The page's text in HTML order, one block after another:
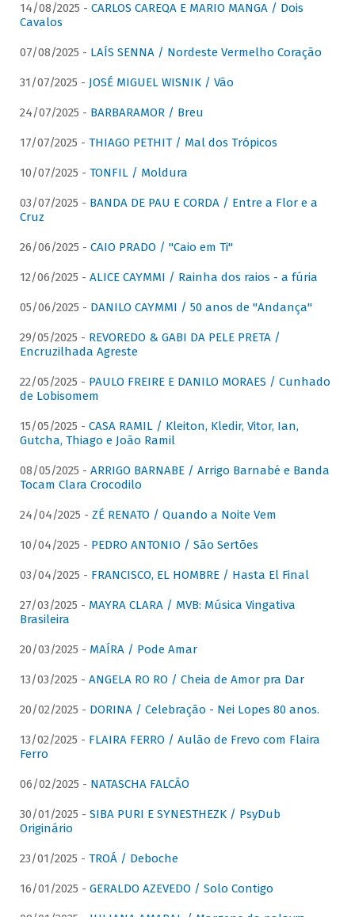
14/08/2025 - CARLOS CAREQA E MARIO MANGA / Dois
Cavalos
07/08/2025 - LAÍS SENNA / Nordeste Vermelho Coração
31/07/2025 - JOSÉ MIGUEL WISNIK / Vão
24/07/2025 - BARBARAMOR / Breu
17/07/2025 - THIAGO PETHIT / Mal dos Trópicos
10/07/2025 - TONFIL / Moldura
03/07/2025 - BANDA DE PAU E CORDA / Entre a Flor e a
Cruz
26/06/2025 - CAIO PRADO / "Caio em Ti"
12/06/2025 - ALICE CAYMMI / Rainha dos raios - a fúria
05/06/2025 - DANILO CAYMMI / 50 anos de "Andança"
29/05/2025 - REVOREDO & GABI DA PELE PRETA /
Encruzilhada Agreste
22/05/2025 - PAULO FREIRE E DANILO MORAES / Cunhado
de Lobisomem
15/05/2025 - CASA RAMIL / Kleiton, Kledir, Vitor, Ian,
Gutcha, Thiago e João Ramil
08/05/2025 - ARRIGO BARNABE / Arrigo Barnabé e Banda
Tocam Clara Crocodilo
24/04/2025 - ZÉ RENATO / Quando a Noite Vem
10/04/2025 - PEDRO ANTONIO / São Sertões
03/04/2025 - FRANCISCO, EL HOMBRE / Hasta El Final
27/03/2025 - MAYRA CLARA / MVB: Música Vingativa
Brasileira
20/03/2025 - MAÍRA / Pode Amar
13/03/2025 - ANGELA RO RO / Cheia de Amor pra Dar
20/02/2025 - DORINA / Celebração - Nei Lopes 80 anos.
13/02/2025 - FLAIRA FERRO / Aulão de Frevo com Flaira
Ferro
06/02/2025 - NATASCHA FALCÃO
30/01/2025 - SIBA PURI E SYNESTHEZK / PsyDub
Originário
23/01/2025 - TROÁ / Deboche
16/01/2025 - GERALDO AZEVEDO / Solo Contigo